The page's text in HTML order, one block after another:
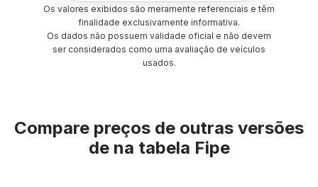
Os valores exibidos são meramente referenciais e têm
finalidade exclusivamente informativa.
Os dados não possuem validade oficial e não devem
ser considerados como uma avaliação de veículos
usados.
Compare preços de outras versões
de na tabela Fipe